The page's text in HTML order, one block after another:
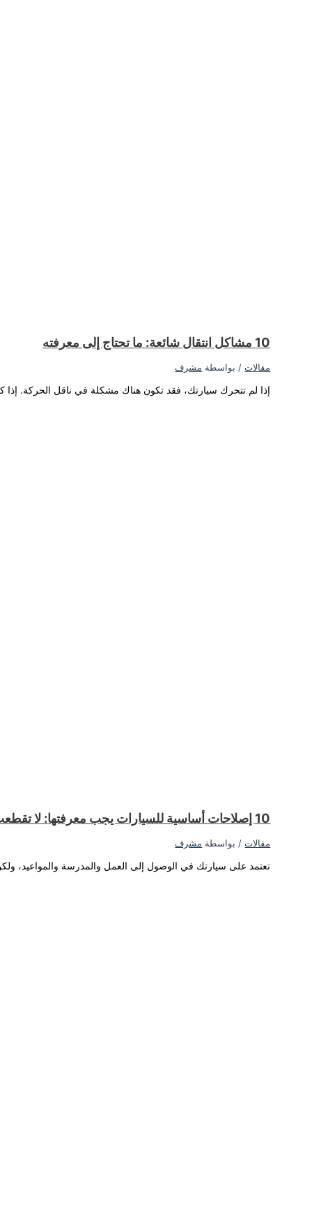
أن تسمع صوت طحن عند...
تتمكن من الوصول إلى وجهتك؟